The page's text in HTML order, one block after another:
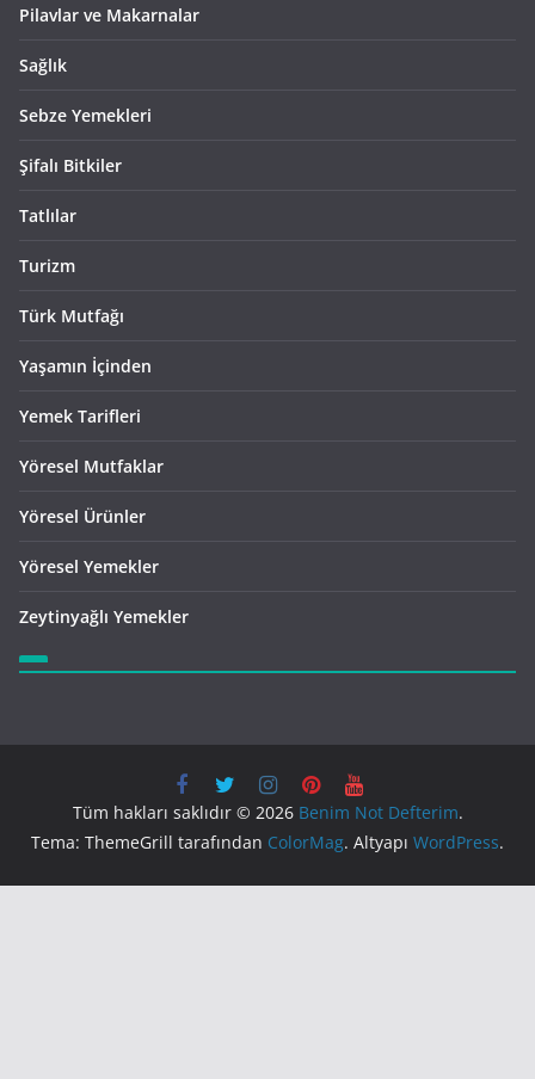
Pilavlar ve Makarnalar
Sağlık
Sebze Yemekleri
Şifalı Bitkiler
Tatlılar
Turizm
Türk Mutfağı
Yaşamın İçinden
Yemek Tarifleri
Yöresel Mutfaklar
Yöresel Ürünler
Yöresel Yemekler
Zeytinyağlı Yemekler
Tüm hakları saklıdır © 2026 Benim Not Defterim.
Tema: ThemeGrill tarafından ColorMag. Altyapı WordPress.